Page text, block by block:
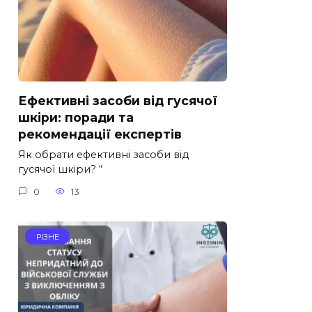
Ефективні засоби від гусячої
шкіри: поради та
рекомендації експертів
Як обрати ефективні засоби від
гусячої шкіри? “
0 13
РІЗНЕ